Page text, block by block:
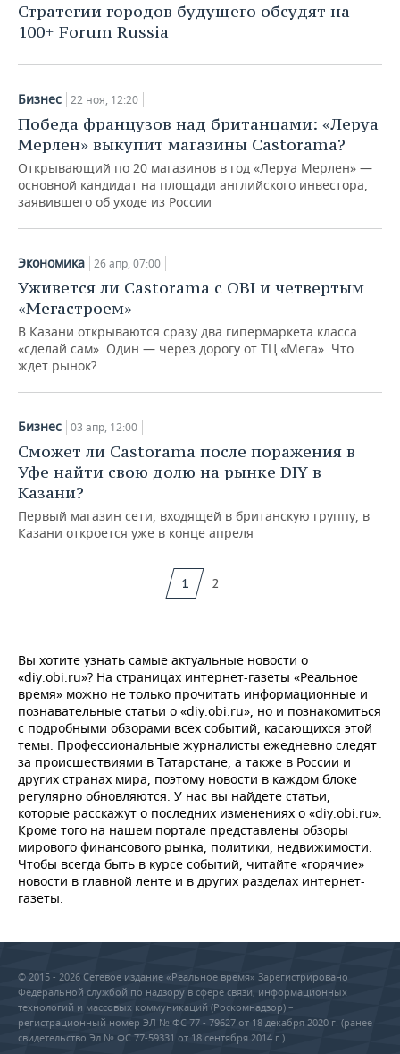
Стратегии городов будущего обсудят на
100+ Forum Russia
Бизнес 22 ноя, 12:20
Победа французов над британцами: «Леруа
Мерлен» выкупит магазины Castorama?
Открывающий по 20 магазинов в год «Леруа Мерлен» —
основной кандидат на площади английского инвестора,
заявившего об уходе из России
Экономика 26 апр, 07:00
Уживется ли Castorama с OBI и четвертым
«Мегастроем»
В Казани открываются сразу два гипермаркета класса
«сделай сам». Один — через дорогу от ТЦ «Мега». Что
ждет рынок?
Бизнес 03 апр, 12:00
Сможет ли Castorama после поражения в
Уфе найти свою долю на рынке DIY в
Казани?
Первый магазин сети, входящей в британскую группу, в
Казани откроется уже в конце апреля
1 2
Вы хотите узнать самые актуальные новости о
«diy.obi.ru»? На страницах интернет-газеты «Реальное
время» можно не только прочитать информационные и
познавательные статьи о «diy.obi.ru», но и познакомиться
с подробными обзорами всех событий, касающихся этой
темы. Профессиональные журналисты ежедневно следят
за происшествиями в Татарстане, а также в России и
других странах мира, поэтому новости в каждом блоке
регулярно обновляются. У нас вы найдете статьи,
которые расскажут о последних изменениях о «diy.obi.ru».
Кроме того на нашем портале представлены обзоры
мирового финансового рынка, политики, недвижимости.
Чтобы всегда быть в курсе событий, читайте «горячие»
новости в главной ленте и в других разделах интернет-
газеты.
© 2015 - 2026 Сетевое издание «Реальное время» Зарегистрировано
Федеральной службой по надзору в сфере связи, информационных
технологий и массовых коммуникаций (Роскомнадзор) –
регистрационный номер ЭЛ № ФС 77 - 79627 от 18 декабря 2020 г. (ранее
свидетельство Эл № ФС 77-59331 от 18 сентября 2014 г.)